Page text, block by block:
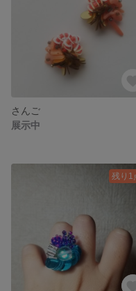
さんご
展示中
残り1